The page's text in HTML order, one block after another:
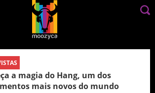
a magia do Hang, um dos
mais novos do mundo